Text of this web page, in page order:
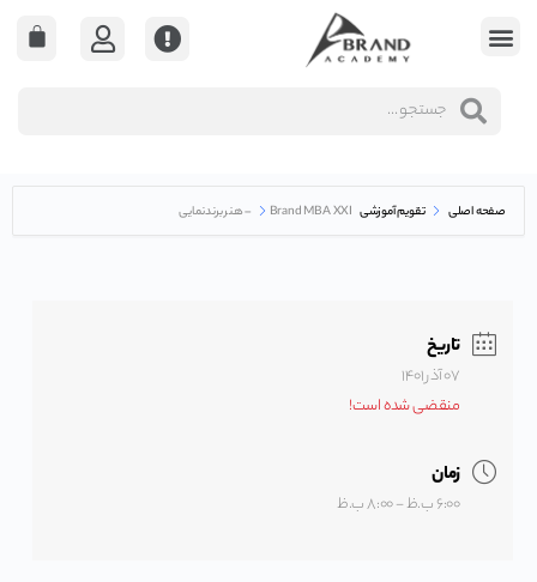
صفحه اصلی تقویم آموزشی Brand MBA XXI – هنر برندنمایی
تاریخ
۰۷ آذر ۱۴۰۱
منقضی شده است!
زمان
۶:۰۰ ب.ظ - ۸:۰۰ ب.ظ